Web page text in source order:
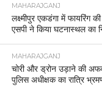
MAHARAJGANJ
लक्ष्मीपुर एकडंगा में फायरिंग
एसपी ने किया घटनास्थल का
MAHARAJGANJ
चोरी और ड्रोन उड़ाने की
पुलिस अधीक्षक का रात्रि